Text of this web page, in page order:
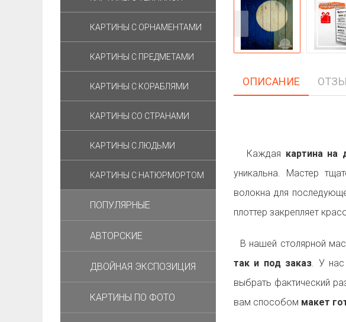
ОПИСАНИЕ
Каждая картина на
уникальна. Мастер
волокна для
плоттер закрепляет
В нашей столярной
так и под заказ . У
выбрать фактический
вам способом макет
КАРТИНЫ С ОРНАМЕНТАМИ
КАРТИНЫ С ПРЕДМЕТАМИ
КАРТИНЫ С КОРАБЛЯМИ
КАРТИНЫ СО СТРАНАМИ
КАРТИНЫ С ЛЮДЬМИ
КАРТИНЫ С НАТЮРМОРТОМ
ПОПУЛЯРНЫЕ
АВТОРСКИЕ
ДВОЙНАЯ ЭКСПОЗИЦИЯ
КАРТИНЫ ПО ФОТО